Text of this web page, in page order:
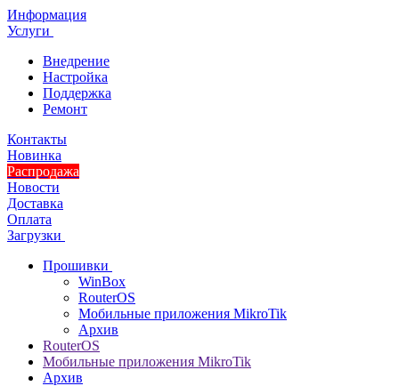
Информация
Услуги
Внедрение
Настройка
Поддержка
Ремонт
Контакты
Новинка
Распродажа
Новости
Доставка
Оплата
Загрузки
Прошивки
WinBox
RouterOS
Мобильные приложения MikroTik
Архив
RouterOS
Мобильные приложения MikroTik
Архив